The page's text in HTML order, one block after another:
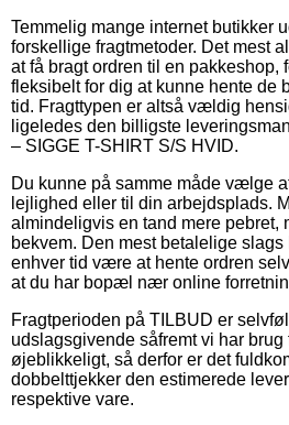
Temmelig mange internet butikker
forskellige fragtmetoder. Det mest
at få bragt ordren til en pakkeshop,
fleksibelt for dig at kunne hente de
tid. Fragttypen er altså vældig
ligeledes den billigste
– SIGGE T-SHIRT S/S HVID.
Du kunne på samme måde vælge
lejlighed eller til din arbejdsplads.
almindeligvis en tand mere pebret,
bekvem. Den mest betalelige slags
enhver tid være at hente ordren
at du har bopæl nær online
Fragtperioden på TILBUD er
udslagsgivende såfremt vi har brug
øjeblikkeligt, så derfor er det
dobbelttjekker den estimerede
respektive vare.